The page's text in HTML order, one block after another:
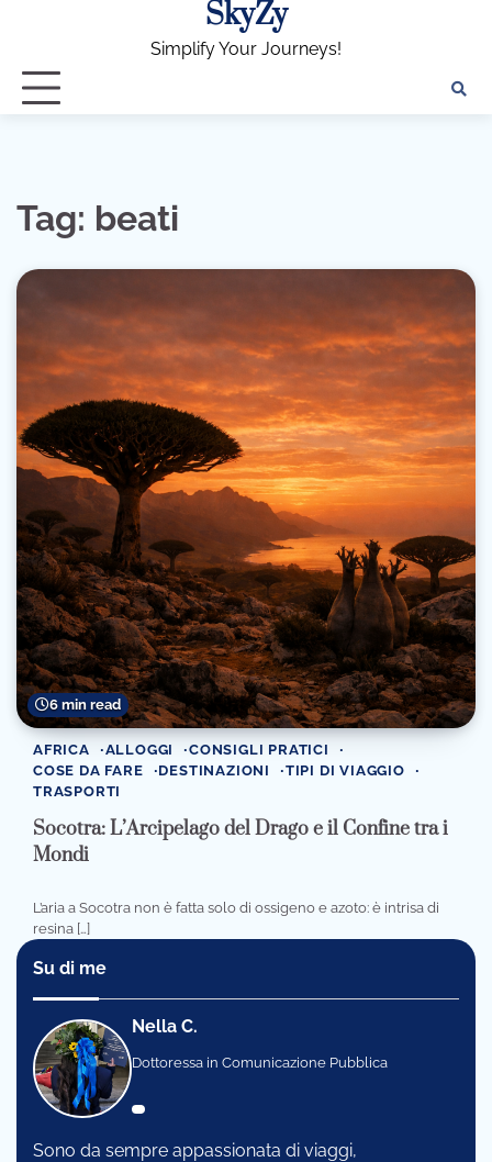
SkyZy
Simplify Your Journeys!
Tag: beati
6 min read
AFRICA ALLOGGI
CONSIGLI PRATICI
COSE DA FARE
DESTINAZIONI
TIPI DI VIAGGIO
TRASPORTI
Socotra: L’Arcipelago del Drago e il Confine tra i
Mondi
L’aria a Socotra non è fatta solo di ossigeno e azoto: è intrisa di
resina […]
Su di me
Nella C.
Dottoressa in Comunicazione Pubblica
Sono da sempre appassionata di viaggi,